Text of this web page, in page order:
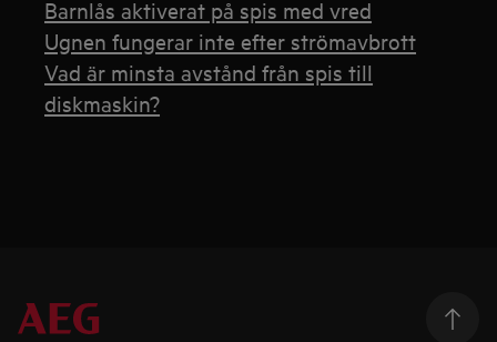
Barnlås aktiverat på spis med vred
Ugnen fungerar inte efter strömavbrott
Vad är minsta avstånd från spis till
diskmaskin?